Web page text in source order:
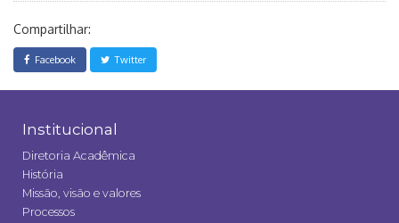
Compartilhar:
Facebook Twitter
Institucional
Diretoria Acadêmica
História
Missão, visão e valores
Processos